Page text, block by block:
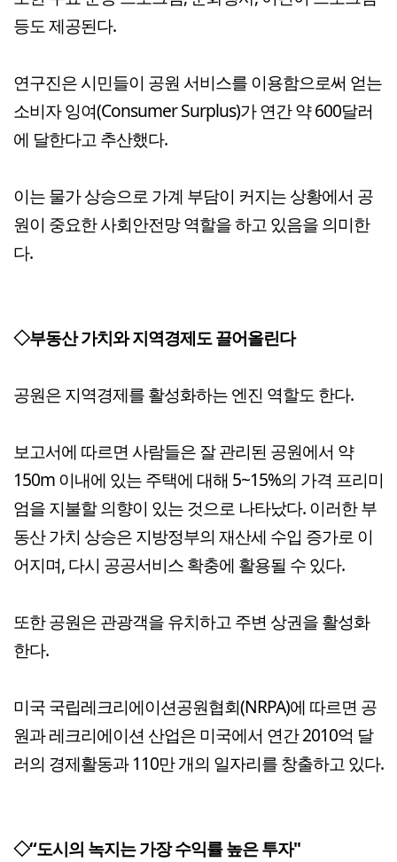
등도 제공된다.
연구진은 시민들이 공원 서비스를 이용함으로써 얻는
소비자 잉여(Consumer Surplus)가 연간 약 600달러
에 달한다고 추산했다.
이는 물가 상승으로 가계 부담이 커지는 상황에서 공
원이 중요한 사회안전망 역할을 하고 있음을 의미한
다.
◇부동산 가치와 지역경제도 끌어올린다
공원은 지역경제를 활성화하는 엔진 역할도 한다.
보고서에 따르면 사람들은 잘 관리된 공원에서 약
150m 이내에 있는 주택에 대해 5~15%의 가격 프리미
엄을 지불할 의향이 있는 것으로 나타났다. 이러한 부
동산 가치 상승은 지방정부의 재산세 수입 증가로 이
어지며, 다시 공공서비스 확충에 활용될 수 있다.
또한 공원은 관광객을 유치하고 주변 상권을 활성화
한다.
미국 국립레크리에이션공원협회(NRPA)에 따르면 공
원과 레크리에이션 산업은 미국에서 연간 2010억 달
러의 경제활동과 110만 개의 일자리를 창출하고 있다.
◇“도시의 녹지는 가장 수익률 높은 투자"